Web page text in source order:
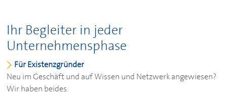
Ihr Begleiter in jeder
Unternehmensphase
Für Existenzgründer
Neu im Geschäft und auf Wissen und Netzwerk angewiesen?
Wir haben beides.